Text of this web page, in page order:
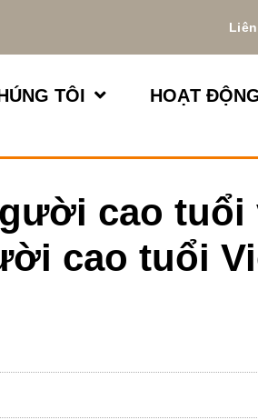
TÔI HOẠT
cao tuổi
cao tuổi